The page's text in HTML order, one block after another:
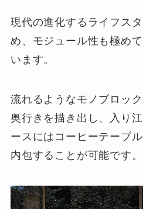
現代の進化するライフス
め、モジュール性も極め
います。
流れるようなモノブロッ
奥行きを描き出し、入り
ースにはコーヒーテーブ
内包することが可能です。